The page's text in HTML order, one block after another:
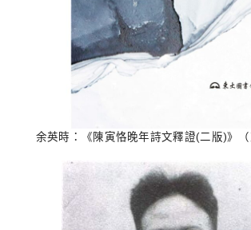
余英時：《陳寅恪晚年詩文釋證(二版)》（